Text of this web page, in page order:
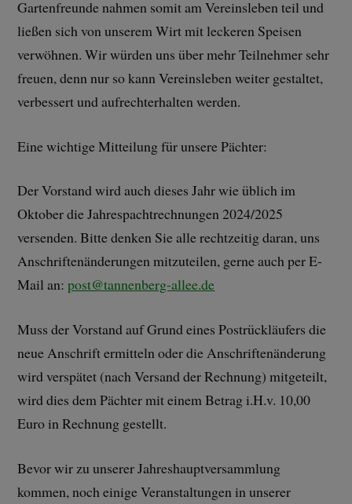
Gartenfreunde nahmen somit am Vereinsleben teil und
ließen sich von unserem Wirt mit leckeren Speisen
verwöhnen. Wir würden uns über mehr Teilnehmer sehr
freuen, denn nur so kann Vereinsleben weiter gestaltet,
verbessert und aufrechterhalten werden.
Eine wichtige Mitteilung für unsere Pächter:
Der Vorstand wird auch dieses Jahr wie üblich im
Oktober die Jahrespachtrechnungen 2024/2025
versenden. Bitte denken Sie alle rechtzeitig daran, uns
Anschriftenänderungen mitzuteilen, gerne auch per E-
Mail an:post@tannenberg-allee.de
Muss der Vorstand auf Grund eines Postrückläufers die
neue Anschrift ermitteln oder die Anschriftenänderung
wird verspätet (nach Versand der Rechnung) mitgeteilt,
wird dies dem Pächter mit einem Betrag i.H.v. 10,00
Euro in Rechnung gestellt.
Bevor wir zu unserer Jahreshauptversammlung
kommen, noch einige Veranstaltungen in unserer